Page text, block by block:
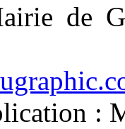
de
: